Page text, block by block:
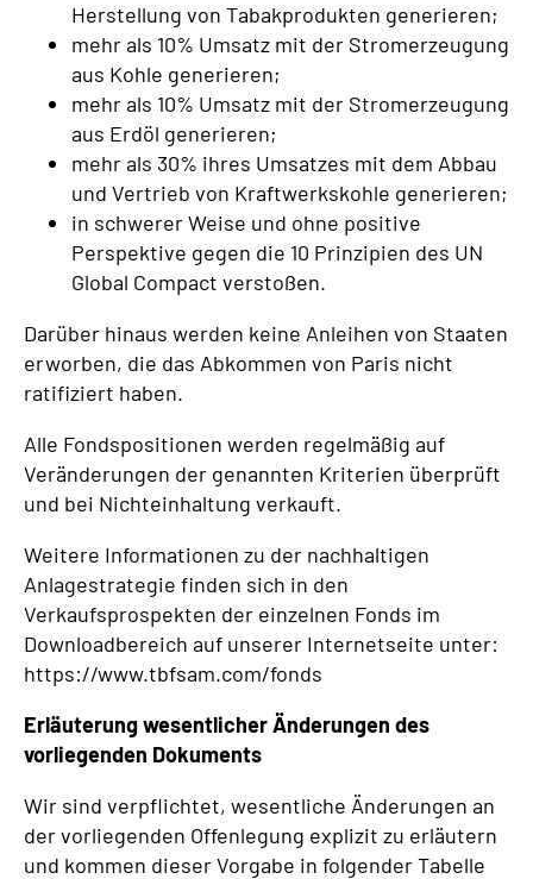
Herstellung von Tabakprodukten generieren;
mehr als 10% Umsatz mit der Stromerzeugung
aus Kohle generieren;
mehr als 10% Umsatz mit der Stromerzeugung
aus Erdöl generieren;
mehr als 30% ihres Umsatzes mit dem Abbau
und Vertrieb von Kraftwerkskohle generieren;
in schwerer Weise und ohne positive
Perspektive gegen die 10 Prinzipien des UN
Global Compact verstoßen.
Darüber hinaus werden keine Anleihen von Staaten
erworben, die das Abkommen von Paris nicht
ratifiziert haben.
Alle Fondspositionen werden regelmäßig auf
Veränderungen der genannten Kriterien überprüft
und bei Nichteinhaltung verkauft.
Weitere Informationen zu der nachhaltigen
Anlagestrategie finden sich in den
Verkaufsprospekten der einzelnen Fonds im
Downloadbereich auf unserer Internetseite unter:
https://www.tbfsam.com/fonds
Erläuterung wesentlicher Änderungen des
vorliegenden Dokuments
Wir sind verpflichtet, wesentliche Änderungen an
der vorliegenden Offenlegung explizit zu erläutern
und kommen dieser Vorgabe in folgender Tabelle